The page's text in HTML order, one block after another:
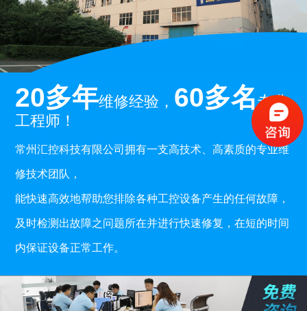
20多年维修经验， 60多名专业
工程师！
常州汇控科技有限公司拥有一支高技术、高素质的专业维
修技术团队，
能快速高效地帮助您排除各种工控设备产生的任何故障，
及时检测出故障之问题所在并进行快速修复，在短的时间
内保证设备正常工作。